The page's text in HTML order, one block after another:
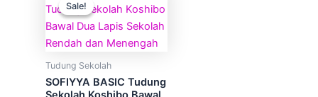
page
Sale!
Sale!
Tudung Sekolah
SOFIYYA BASIC Tudung
RM22.90
through
RM25.90
product
has
multiple
options